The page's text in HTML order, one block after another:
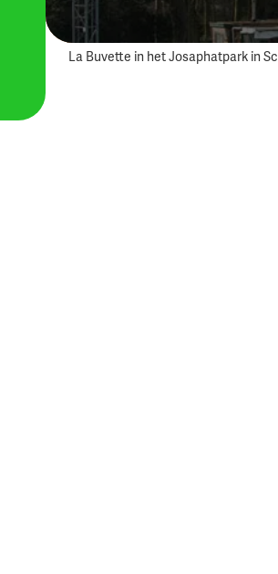
La Buvette in het Josaphatpark in